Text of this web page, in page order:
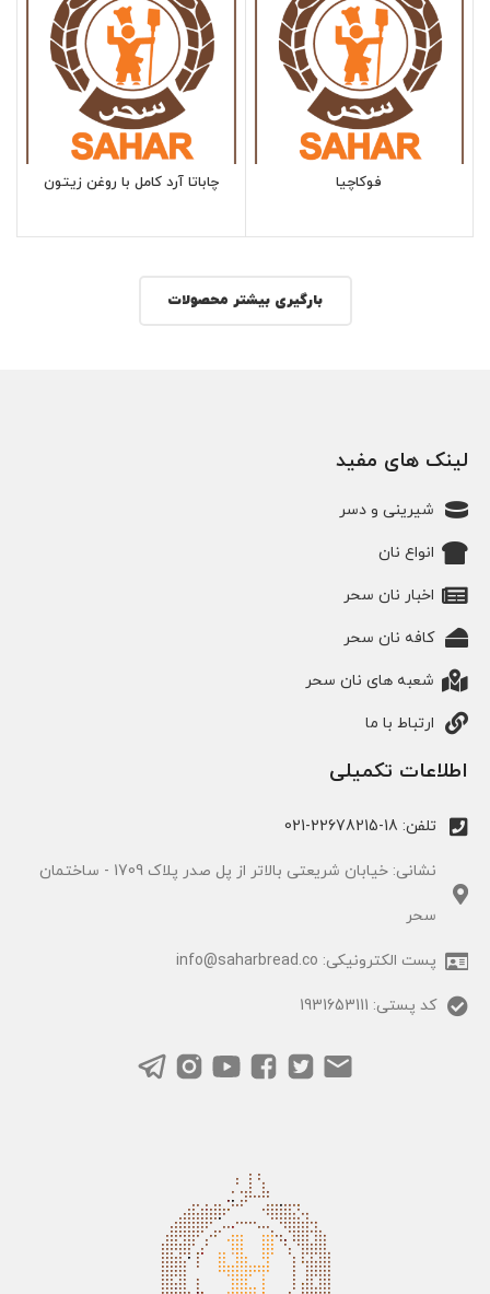
فوکاچیا چاباتا آرد کامل با روغن زیتون
بارگیری بیشتر محصولات
لینک های مفید
شیرینی و دسر
انواع نان
اخبار نان سحر
کافه نان سحر
شعبه های نان سحر
ارتباط با ما
اطلاعات تکمیلی
تلفن: 18-22678215-021
نشانی: خیابان شریعتی بالاتر از پل صدر پلاک 1709 - ساختمان
سحر
پست الکترونیکی: info@saharbread.co
کد پستی: 1931653111